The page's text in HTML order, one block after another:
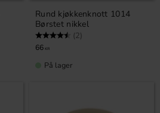
Rund kjøkkenknott 1014
Børstet nikkel
Karakter: (2)
66 KR
På lager